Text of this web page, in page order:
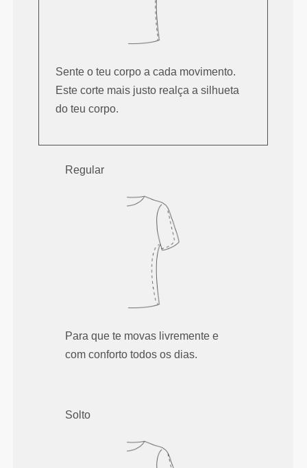
Sente o teu corpo a cada movimento.
Este corte mais justo realça a silhueta
do teu corpo.
Regular
Para que te movas livremente e
com conforto todos os dias.
Solto